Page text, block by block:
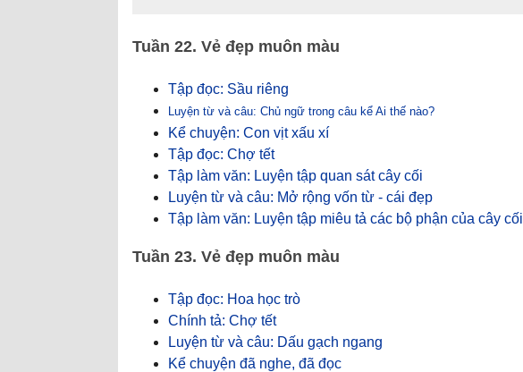
Tuần 22. Vẻ đẹp muôn màu
Tập đọc: Sầu riêng
Luyện từ và câu: Chủ ngữ trong câu kể Ai thế nào?
Kể chuyện: Con vịt xấu xí
Tập đọc: Chợ tết
Tập làm văn: Luyện tập quan sát cây cối
Luyện từ và câu: Mở rộng vốn từ - cái đẹp
Tập làm văn: Luyện tập miêu tả các bộ phận của cây cối
Tuần 23. Vẻ đẹp muôn màu
Tập đọc: Hoa học trò
Chính tả: Chợ tết
Luyện từ và câu: Dấu gạch ngang
Kể chuyện đã nghe, đã đọc